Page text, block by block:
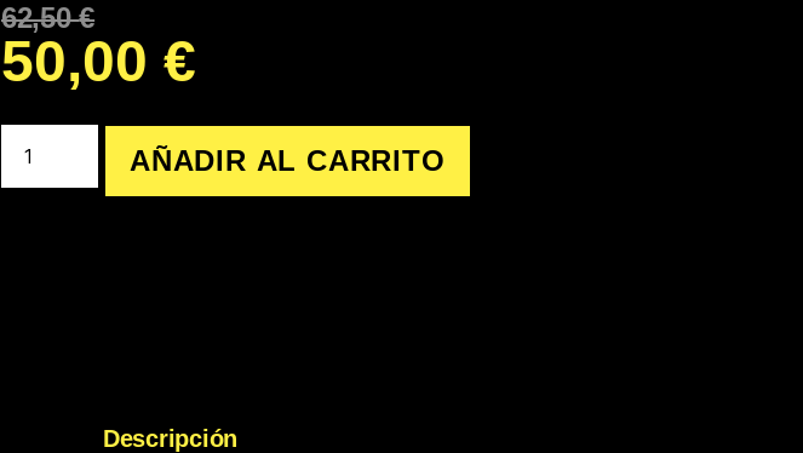
62,50€
50,00 €
AÑADIR AL CARRITO
Descripción